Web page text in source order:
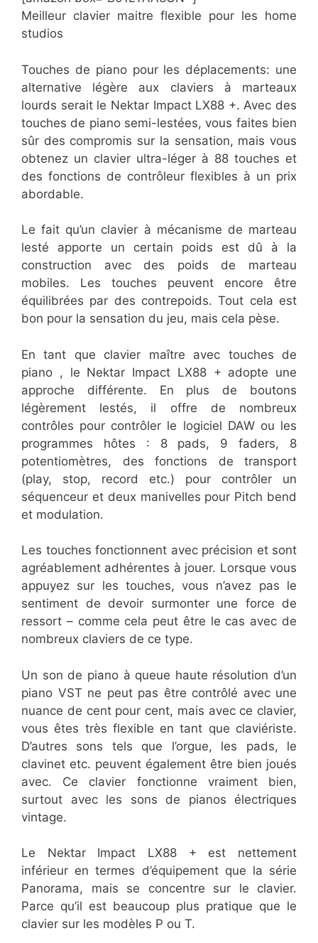
Meilleur clavier maitre flexible pour les home
studios
Touches de piano pour les déplacements: une
alternative légère aux claviers à marteaux
lourds serait le Nektar Impact LX88 +. Avec des
touches de piano semi-lestées, vous faites bien
sûr des compromis sur la sensation, mais vous
obtenez un clavier ultra-léger à 88 touches et
des fonctions de contrôleur flexibles à un prix
abordable.
Le fait qu’un clavier à mécanisme de marteau
lesté apporte un certain poids est dû à la
construction avec des poids de marteau
mobiles. Les touches peuvent encore être
équilibrées par des contrepoids. Tout cela est
bon pour la sensation du jeu, mais cela pèse.
En tant que clavier maître avec touches de
piano , le Nektar Impact LX88 + adopte une
approche différente. En plus de boutons
légèrement lestés, il offre de nombreux
contrôles pour contrôler le logiciel DAW ou les
programmes hôtes : 8 pads, 9 faders, 8
potentiomètres, des fonctions de transport
(play, stop, record etc.) pour contrôler un
séquenceur et deux manivelles pour Pitch bend
et modulation.
Les touches fonctionnent avec précision et sont
agréablement adhérentes à jouer. Lorsque vous
appuyez sur les touches, vous n’avez pas le
sentiment de devoir surmonter une force de
ressort – comme cela peut être le cas avec de
nombreux claviers de ce type.
Un son de piano à queue haute résolution d’un
piano VST ne peut pas être contrôlé avec une
nuance de cent pour cent, mais avec ce clavier,
vous êtes très flexible en tant que claviériste.
D’autres sons tels que l’orgue, les pads, le
clavinet etc. peuvent également être bien joués
avec. Ce clavier fonctionne vraiment bien,
surtout avec les sons de pianos électriques
vintage.
Le Nektar Impact LX88 + est nettement
inférieur en termes d’équipement que la série
Panorama, mais se concentre sur le clavier.
Parce qu’il est beaucoup plus pratique que le
clavier sur les modèles P ou T.